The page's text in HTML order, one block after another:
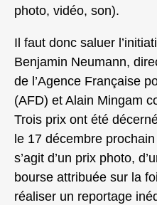
photo, vidéo, son).
Il faut donc saluer
Benjamin Neumann,
de l’Agence Française
(AFD) et Alain Mingam
Trois prix ont été
le 17 décembre
s’agit d’un prix photo,
bourse attribuée sur la
réaliser un reportage